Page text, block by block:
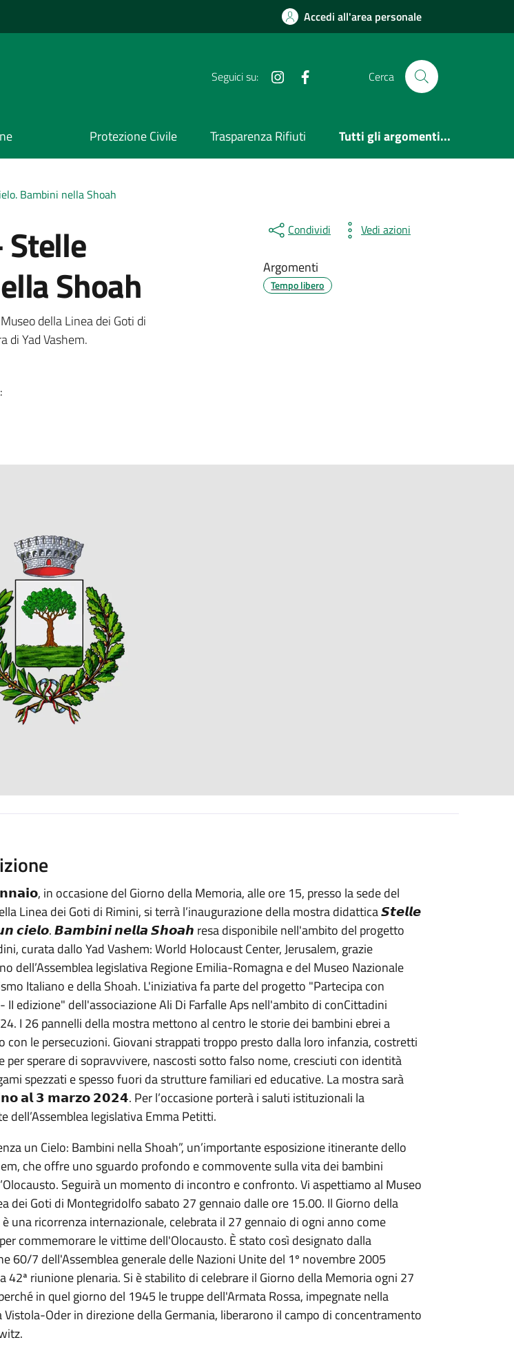
Accedi all'area personale
Seguici su: Instagram Cerca
Protezione Civile Trasparenza Rifiuti Tutti gli argomenti...
Bambini nella Shoah
Shoah
della Linea dei Goti di
di Yad Vashem.
Condividi Vedi azioni
Argomenti
Tempo libero
in occasione del Giorno della Memoria, alle ore 15, presso la sede del
Linea dei Goti di Rimini, si terrà l’inaugurazione della mostra didattica 𝙎𝙩𝙚𝙡𝙡𝙚
𝙘𝙞𝙚𝙡𝙤. 𝘽𝙖𝙢𝙗𝙞𝙣𝙞 𝙣𝙚𝙡𝙡𝙖 𝙎𝙝𝙤𝙖𝙝 resa disponibile nell'ambito del progetto
curata dallo Yad Vashem: World Holocaust Center, Jerusalem, grazie
dell’Assemblea legislativa Regione Emilia-Romagna e del Museo Nazionale
Italiano e della Shoah. L'iniziativa fa parte del progetto "Partecipa con
II edizione" dell'associazione Ali Di Farfalle Aps nell'ambito di conCittadini
I 26 pannelli della mostra mettono al centro le storie dei bambini ebrei a
con le persecuzioni. Giovani strappati troppo presto dalla loro infanzia, costretti
per sperare di sopravvivere, nascosti sotto falso nome, cresciuti con identità
spezzati e spesso fuori da strutture familiari ed educative. La mostra sarà
𝗮𝗹 𝟯 𝗺𝗮𝗿𝘇𝗼 𝟮𝟬𝟮𝟰. Per l’occasione porterà i saluti istituzionali la
dell’Assemblea legislativa Emma Petitti.
un Cielo: Bambini nella Shoah”, un’importante esposizione itinerante dello
che offre uno sguardo profondo e commovente sulla vita dei bambini
Seguirà un momento di incontro e confronto. Vi aspettiamo al Museo
dei Goti di Montegridolfo sabato 27 gennaio dalle ore 15.00. Il Giorno della
una ricorrenza internazionale, celebrata il 27 gennaio di ogni anno come
commemorare le vittime dell'Olocausto. È stato così designato dalla
60/7 dell'Assemblea generale delle Nazioni Unite del 1º novembre 2005
42ª riunione plenaria. Si è stabilito di celebrare il Giorno della Memoria ogni 27
in quel giorno del 1945 le truppe dell'Armata Rossa, impegnate nella
Oder in direzione della Germania, liberarono il campo di concentramento